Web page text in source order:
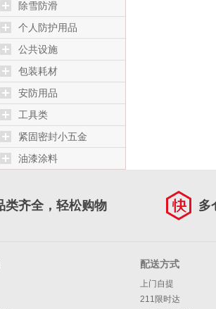
除雪防滑
个人防护用品
公共设施
包装耗材
安防用品
工具类
紧固密封小五金
油漆涂料
类齐全，轻松购物 多
配送方式
上门自提
211限时达